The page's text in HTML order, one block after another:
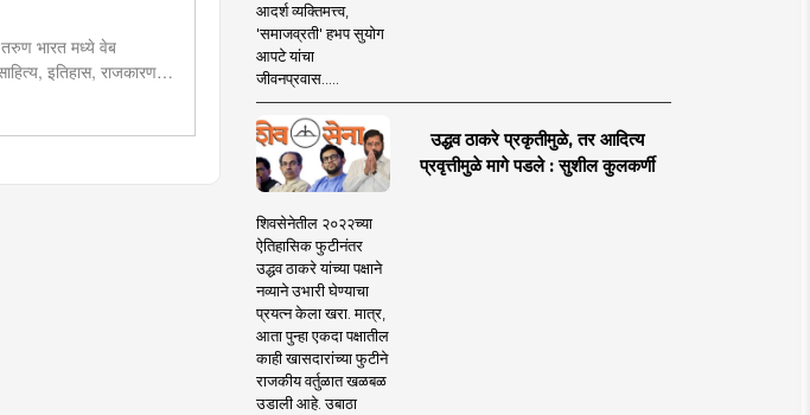
तरुण भारत मध्ये वेब
इतिहास, राजकारण,
सहभाग आणि
आदर्श व्यक्तिमत्त्व,
'समाजव्रती' हभप सुयोग
आपटे यांचा
जीवनप्रवास.....
उद्धव ठाकरे प्रकृतीमुळे, तर आदित्य
प्रवृत्तीमुळे मागे पडले : सुशील कुलकर्णी
शिवसेनेतील २०२२च्या
ऐतिहासिक फुटीनंतर
उद्धव ठाकरे यांच्या पक्षाने
नव्याने उभारी घेण्याचा
प्रयत्न केला खरा. मात्र,
आता पुन्हा एकदा पक्षातील
काही खासदारांच्या फुटीने
राजकीय वर्तुळात खळबळ
उडाली आहे. उबाठा